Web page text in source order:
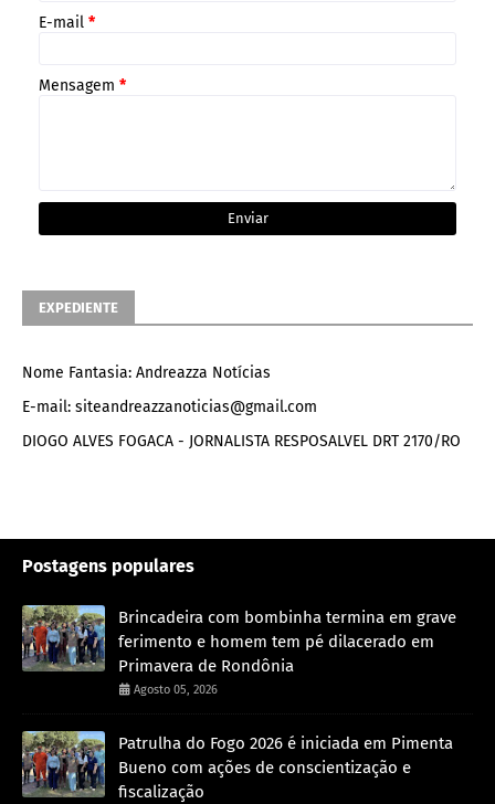
E-mail *
Mensagem *
EXPEDIENTE
Nome Fantasia: Andreazza Notícias
E-mail: siteandreazzanoticias@gmail.com
DIOGO ALVES FOGACA - JORNALISTA RESPOSALVEL DRT 2170/RO
Postagens populares
Brincadeira com bombinha termina em grave
ferimento e homem tem pé dilacerado em
Primavera de Rondônia
Agosto 05, 2026
Patrulha do Fogo 2026 é iniciada em Pimenta
Bueno com ações de conscientização e
fiscalização